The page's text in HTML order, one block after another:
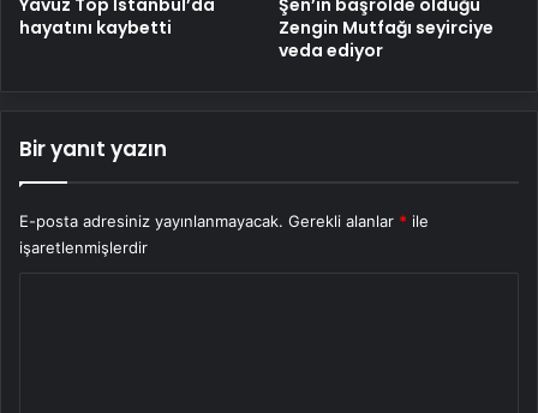
hayatını kaybetti
Zengin Mutfağı seyirciye
veda ediyor
Bir yanıt yazın
E-posta adresiniz yayınlanmayacak. Gerekli alanlar * ile
işaretlenmişlerdir